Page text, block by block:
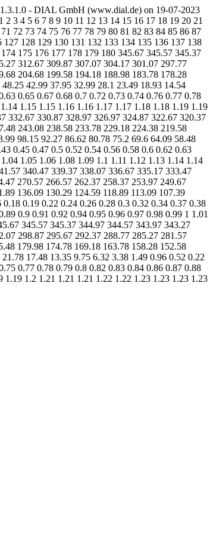
- DIAL GmbH (www.dial.de) on 19-07-2023
3 4 5 6 7 8 9 10 11 12 13 14 15 16 17 18 19 20 21
72 73 74 75 76 77 78 79 80 81 82 83 84 85 86 87
128 129 130 131 132 133 134 135 136 137 138
175 176 177 178 179 180 345.67 345.57 345.37
312.67 309.87 307.07 304.17 301.07 297.77
204.68 199.58 194.18 188.98 183.78 178.28
42.99 37.95 32.99 28.1 23.49 18.93 14.54
0.65 0.67 0.68 0.7 0.72 0.73 0.74 0.76 0.77 0.78
1.15 1.15 1.16 1.16 1.17 1.17 1.18 1.18 1.19 1.19
332.67 330.87 328.97 326.97 324.87 322.67 320.37
243.08 238.58 233.78 229.18 224.38 219.58
98.15 92.27 86.62 80.78 75.2 69.6 64.09 58.48
0.45 0.47 0.5 0.52 0.54 0.56 0.58 0.6 0.62 0.63
1.05 1.06 1.08 1.09 1.1 1.11 1.12 1.13 1.14 1.14
340.47 339.37 338.07 336.67 335.17 333.47
270.57 266.57 262.37 258.37 253.97 249.67
136.09 130.29 124.59 118.89 113.09 107.39
0.19 0.22 0.24 0.26 0.28 0.3 0.32 0.34 0.37 0.38
0.9 0.91 0.92 0.94 0.95 0.96 0.97 0.98 0.99 1 1.01
345.57 345.37 344.97 344.57 343.97 343.27
298.87 295.67 292.37 288.77 285.27 281.57
179.98 174.78 169.18 163.78 158.28 152.58
17.48 13.35 9.75 6.32 3.38 1.49 0.96 0.52 0.22
0.77 0.78 0.79 0.8 0.82 0.83 0.84 0.86 0.87 0.88
1.2 1.21 1.21 1.21 1.22 1.22 1.23 1.23 1.23 1.23